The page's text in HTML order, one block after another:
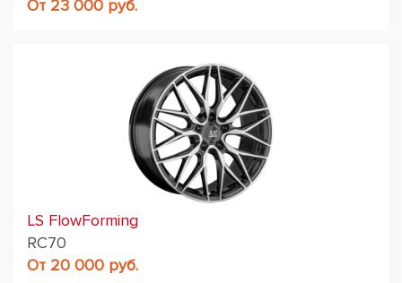
От 23 000 руб.
LS FlowForming
RC70
От 20 000 руб.